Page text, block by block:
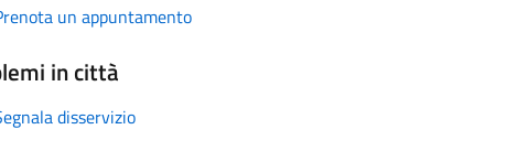
un appuntamento
in città
disservizio